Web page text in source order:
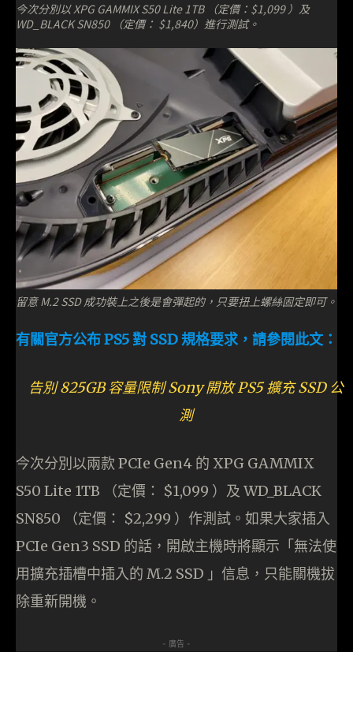
今次分別以 XPG GAMMIX S50 Lite 1TB （定價：$1,099 ）及
WD_BLACK SN850 （定價： $1,840）進行測試。
留意 M.2 SSD 成功裝上之後是會彈起的，只要扭上螺絲固定即可。
有關官方公布 PS5 對 SSD 規格要求 ，請參閱此文：
告別 825GB 容量限制 Sony 開放 PS5 擴充 SSD 公
測
今次分別以兩款 PCIe Gen4 的 XPG GAMMIX
S50 Lite 1TB （定價： $1,099 ）及 WD_BLACK
SN850 （定價： $2,299 ）作測試。如果大家插入
PCIe Gen3 SSD 的話，開啟主機時將顯示「無法使
用擴充插槽中插入的 M.2 SSD 」信息，只能關機拔
除重新開機。
- 廣告 -